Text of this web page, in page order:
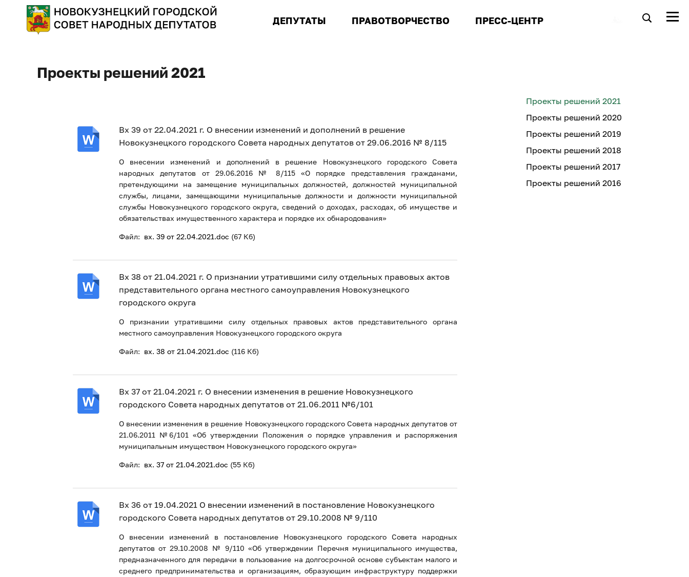
ДЕПУТАТЫ ПРАВОТВОРЧЕСТВО ПРЕСС-ЦЕНТР
Проекты решений 2021
Вх 39 от 22.04.2021 г. О внесении изменений и дополнений в решение
Новокузнецкого городского Совета народных депутатов от 29.06.2016 № 8/115
О внесении изменений и дополнений в решение Новокузнецкого городского Совета
народных депутатов от 29.06.2016 № 8/115 «О порядке представления гражданами,
претендующими на замещение муниципальных должностей, должностей муниципальной
службы, лицами, замещающими муниципальные должности и должности муниципальной
службы Новокузнецкого городского округа, сведений о доходах, расходах, об имуществе и
обязательствах имущественного характера и порядке их обнародования»
Файл: вх. 39 от 22.04.2021.doc (67 Кб)
Вх 38 от 21.04.2021 г. О признании утратившими силу отдельных правовых актов
представительного органа местного самоуправления Новокузнецкого
городского округа
О признании утратившими силу отдельных правовых актов представительного органа
местного самоуправления Новокузнецкого городского округа
Файл: вх. 38 от 21.04.2021.doc (116 Кб)
Вх 37 от 21.04.2021 г. О внесении изменения в решение Новокузнецкого
городского Совета народных депутатов от 21.06.2011 №6/101
О внесении изменения в решение Новокузнецкого городского Совета народных депутатов от
21.06.2011 №6/101 «Об утверждении Положения о порядке управления и распоряжения
муниципальным имуществом Новокузнецкого городского округа»
Файл: вх. 37 от 21.04.2021.doc (55 Кб)
Вх 36 от 19.04.2021 О внесении изменений в постановление Новокузнецкого
городского Совета народных депутатов от 29.10.2008 № 9/110
О внесении изменений в постановление Новокузнецкого городского Совета народных
депутатов от 29.10.2008 № 9/110 «Об утверждении Перечня муниципального имущества,
предназначенного для передачи в пользование на долгосрочной основе субъектам малого и
среднего предпринимательства и организациям, образующим инфраструктуру поддержки
Проекты решений 2021
Проекты решений 2020
Проекты решений 2019
Проекты решений 2018
Проекты решений 2017
Проекты решений 2016